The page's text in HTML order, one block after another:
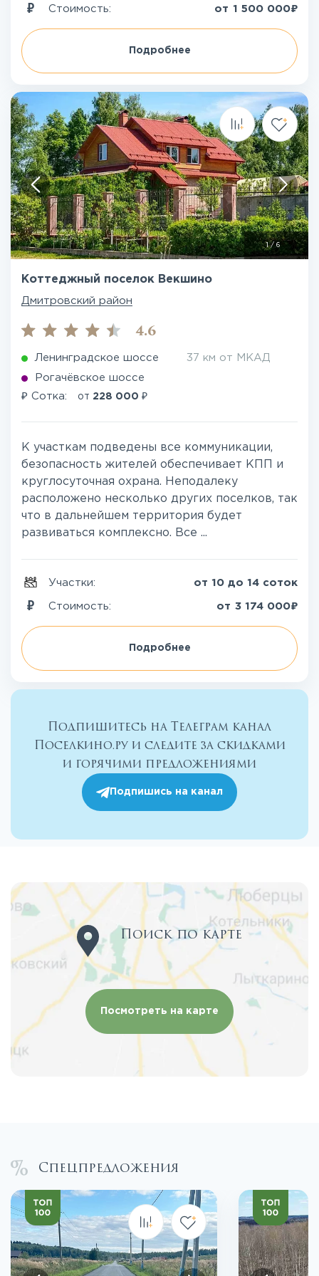
Стоимость: от 1 500 000₽
Подробнее
1/6
Коттеджный поселок Векшино
Дмитровский район
4.6
Ленинградское шоссе 37 км от МКАД
Рогачёвское шоссе
₽ Сотка: от 228 000 ₽
К участкам подведены все коммуникации,
безопасность жителей обеспечивает КПП и
круглосуточная охрана. Неподалеку
расположено несколько других поселков, так
что в дальнейшем территория будет
развиваться комплексно. Все ...
Участки: от 10 до 14 соток
Стоимость: от 3 174 000₽
Подробнее
Подпишитесь на Телеграм канал
Поселкино.ру и следите за скидками
и горячими предложениями
Подпишись на канал
Поиск по карте
Посмотреть на карте
Спецпредложения